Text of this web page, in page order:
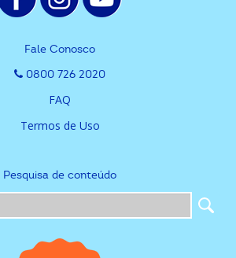
Fale Conosco
0800 726 2020
FAQ
Termos de Uso
Pesquisa de conteúdo